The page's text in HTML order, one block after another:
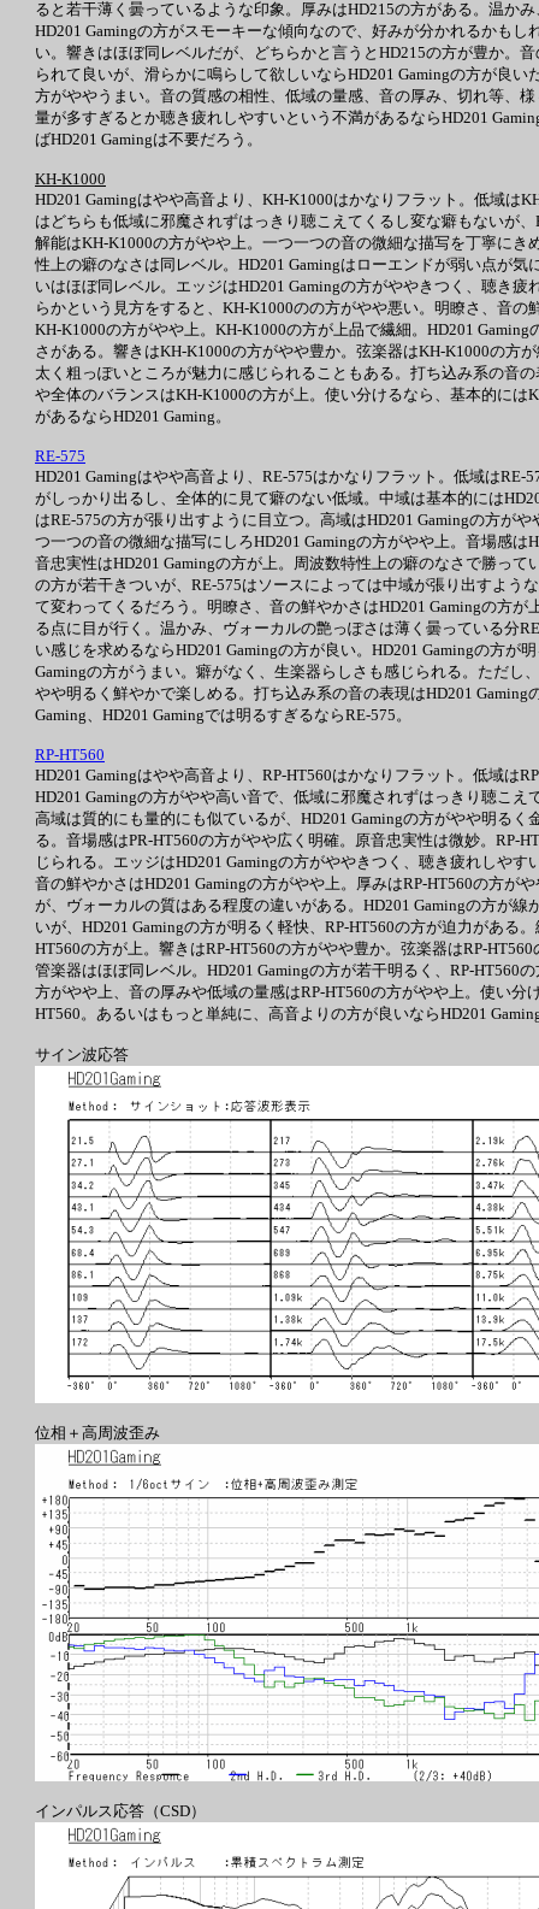
ると若干薄く曇っているような印象。厚みはHD215の方がある。温か
HD201 Gamingの方がスモーキーな傾向なので、好みが分かれるかも
い。響きはほぼ同レベルだが、どちらかと言うとHD215の方が豊か。
られて良いが、滑らかに鳴らして欲しいならHD201 Gamingの方が良
方がややうまい。音の質感の相性、低域の量感、音の厚み、切れ等、
量が多すぎるとか聴き疲れしやすいという不満があるならHD201
ばHD201 Gamingは不要だろう。
KH-K1000
HD201 Gamingはやや高音より、KH-K1000はかなりフラット。低域は
はどちらも低域に邪魔されずはっきり聴こえてくるし変な癖もないが
解能はKH-K1000の方がやや上。一つ一つの音の微細な描写を丁寧に
性上の癖のなさは同レベル。HD201 Gamingはローエンドが弱い点が
いはほぼ同レベル。エッジはHD201 Gamingの方がややきつく、聴き
らかという見方をすると、KH-K1000のの方がやや悪い。明瞭さ、音
KH-K1000の方がやや上。KH-K1000の方が上品で繊細。HD201
さがある。響きはKH-K1000の方がやや豊か。弦楽器はKH-K1000の方
太く粗っぽいところが魅力に感じられることもある。打ち込み系の音
や全体のバランスはKH-K1000の方が上。使い分けるなら、基本的に
があるならHD201 Gaming。
RE-575
HD201 Gamingはやや高音より、RE-575はかなりフラット。低域は
がしっかり出るし、全体的に見て癖のない低域。中域は基本的には
はRE-575の方が張り出すように目立つ。高域はHD201 Gamingの方が
つ一つの音の微細な描写にしろHD201 Gamingの方がやや上。音場感
音忠実性はHD201 Gamingの方が上。周波数特性上の癖のなさで勝っ
の方が若干きついが、RE-575はソースによっては中域が張り出すよ
て変わってくるだろう。明瞭さ、音の鮮やかさはHD201 Gamingの方
る点に目が行く。温かみ、ヴォーカルの艶っぽさは薄く曇っている分
い感じを求めるならHD201 Gamingの方が良い。HD201 Gamingの方
Gamingの方がうまい。癖がなく、生楽器らしさも感じられる。ただし
やや明るく鮮やかで楽しめる。打ち込み系の音の表現はHD201
Gaming、HD201 Gamingでは明るすぎるならRE-575。
RP-HT560
HD201 Gamingはやや高音より、RP-HT560はかなりフラット。低域は
HD201 Gamingの方がやや高い音で、低域に邪魔されずはっきり聴こ
高域は質的にも量的にも似ているが、HD201 Gamingの方がやや明る
る。音場感はPR-HT560の方がやや広く明確。原音忠実性は微妙。RP-
じられる。エッジはHD201 Gamingの方がややきつく、聴き疲れしや
音の鮮やかさはHD201 Gamingの方がやや上。厚みはRP-HT560の方が
が、ヴォーカルの質はある程度の違いがある。HD201 Gamingの方が
いが、HD201 Gamingの方が明るく軽快、RP-HT560の方が迫力がある
HT560の方が上。響きはRP-HT560の方がやや豊か。弦楽器はRP-
管楽器はほぼ同レベル。HD201 Gamingの方が若干明るく、RP-HT560
方がやや上、音の厚みや低域の量感はRP-HT560の方がやや上。使い
HT560。あるいはもっと単純に、高音よりの方が良いならHD201
サイン波応答
位相＋高周波歪み
インパルス応答（CSD）